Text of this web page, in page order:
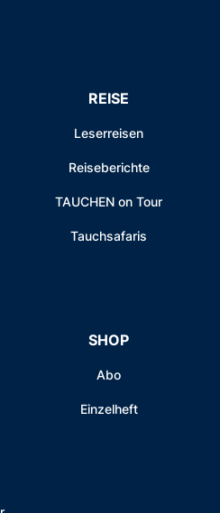
REISE
Leserreisen
Reiseberichte
TAUCHEN on Tour
Tauchsafaris
SHOP
Abo
Einzelheft